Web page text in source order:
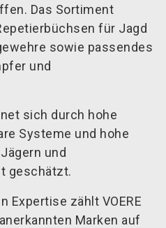
Das Sortiment
für Jagd
sowie passendes
und
sich durch hohe
Systeme und hohe
und
geschätzt.
Expertise zählt VOERE
Marken auf